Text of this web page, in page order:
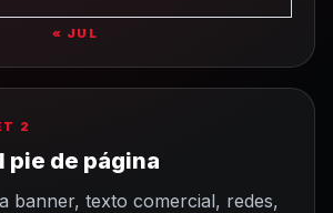
« JUL
2
pie de página
banner, texto comercial, redes,